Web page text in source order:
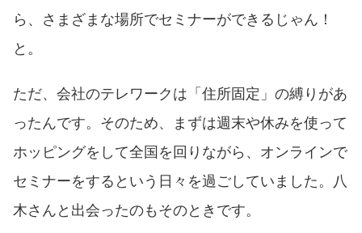
ら、さまざまな場所でセミナーができるじゃん！
と。
ただ、会社のテレワークは「住所固定」の縛りがあ
ったんです。そのため、まずは週末や休みを使って
ホッピングをして全国を回りながら、オンラインで
セミナーをするという日々を過ごしていました。八
木さんと出会ったのもそのときです。